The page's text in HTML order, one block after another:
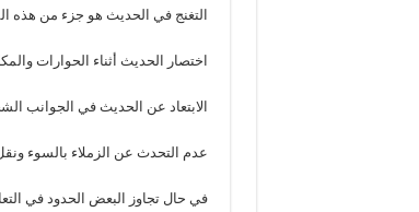
التغنج في الحديث هو جزء من هذه
اختصار الحديث أثناء الحوارات
الابتعاد عن الحديث في الجوانب
عدم التحدث عن الزملاء بالسوء ونقل
في حال تجاوز البعض الحدود في